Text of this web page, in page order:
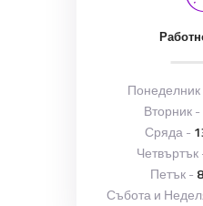
Понеделник
Вторник -
Сряда -
Четвъртък
Петък -
Събота и